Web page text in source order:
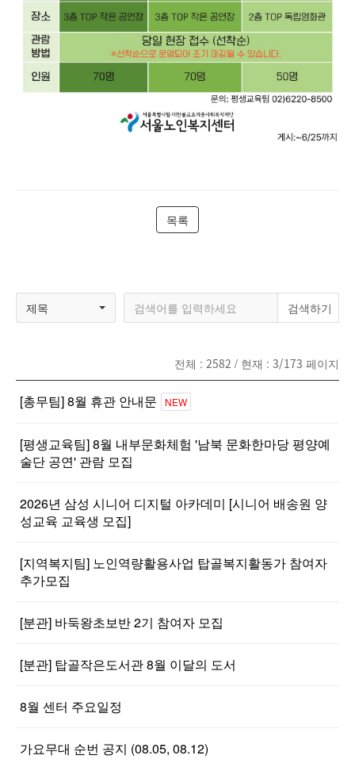
목록
제목
전체 : 2582 / 현재 : 3/173 페이지
[총무팀] 8월 휴관 안내문 NEW
[평생교육팀] 8월 내부문화체험 '남북 문화한마당 평양예
술단 공연' 관람 모집
2026년 삼성 시니어 디지털 아카데미 [시니어 배송원 양
성교육 교육생 모집]
[지역복지팀] 노인역량활용사업 탑골복지활동가 참여자
추가모집
[분관] 바둑왕초보반 2기 참여자 모집
[분관] 탑골작은도서관 8월 이달의 도서
8월 센터 주요일정
가요무대 순번 공지 (08.05, 08.12)